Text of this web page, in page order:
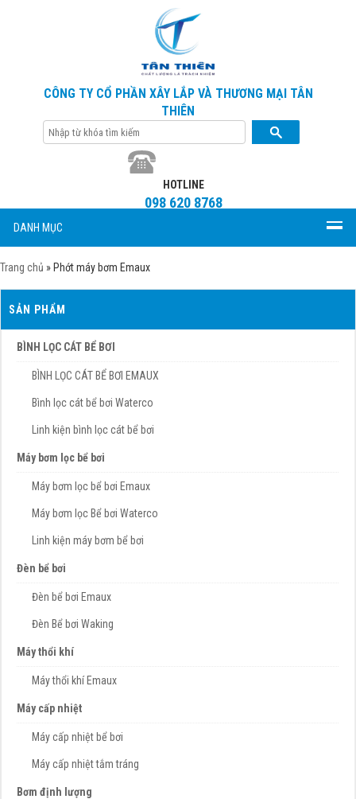
CÔNG TY CỔ PHẦN XÂY LẮP VÀ THƯƠNG MẠI TÂN
THIÊN
HOTLINE
098 620 8768
DANH MỤC
Trang chủ » Phớt máy bơm Emaux
SẢN PHẨM
BÌNH LỌC CÁT BỂ BƠI
BÌNH LỌC CÁT BỂ BƠI EMAUX
Bình lọc cát bể bơi Waterco
Linh kiện bình lọc cát bể bơi
Máy bơm lọc bể bơi
Máy bơm lọc bể bơi Emaux
Máy bơm lọc Bể bơi Waterco
Linh kiện máy bơm bể bơi
Đèn bể bơi
Đèn bể bơi Emaux
Đèn Bể bơi Waking
Máy thổi khí
Máy thổi khí Emaux
Máy cấp nhiệt
Máy cấp nhiệt bể bơi
Máy cấp nhiệt tắm tráng
Bơm định lượng